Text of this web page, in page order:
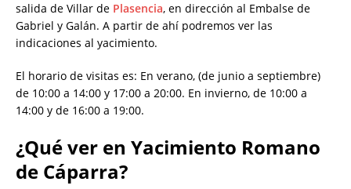
salida de Villar de Plasencia, en dirección al Embalse de
Gabriel y Galán. A partir de ahí podremos ver las
indicaciones al yacimiento.
El horario de visitas es: En verano, (de junio a septiembre)
de 10:00 a 14:00 y 17:00 a 20:00. En invierno, de 10:00 a
14:00 y de 16:00 a 19:00.
¿Qué ver en Yacimiento Romano
de Cáparra?